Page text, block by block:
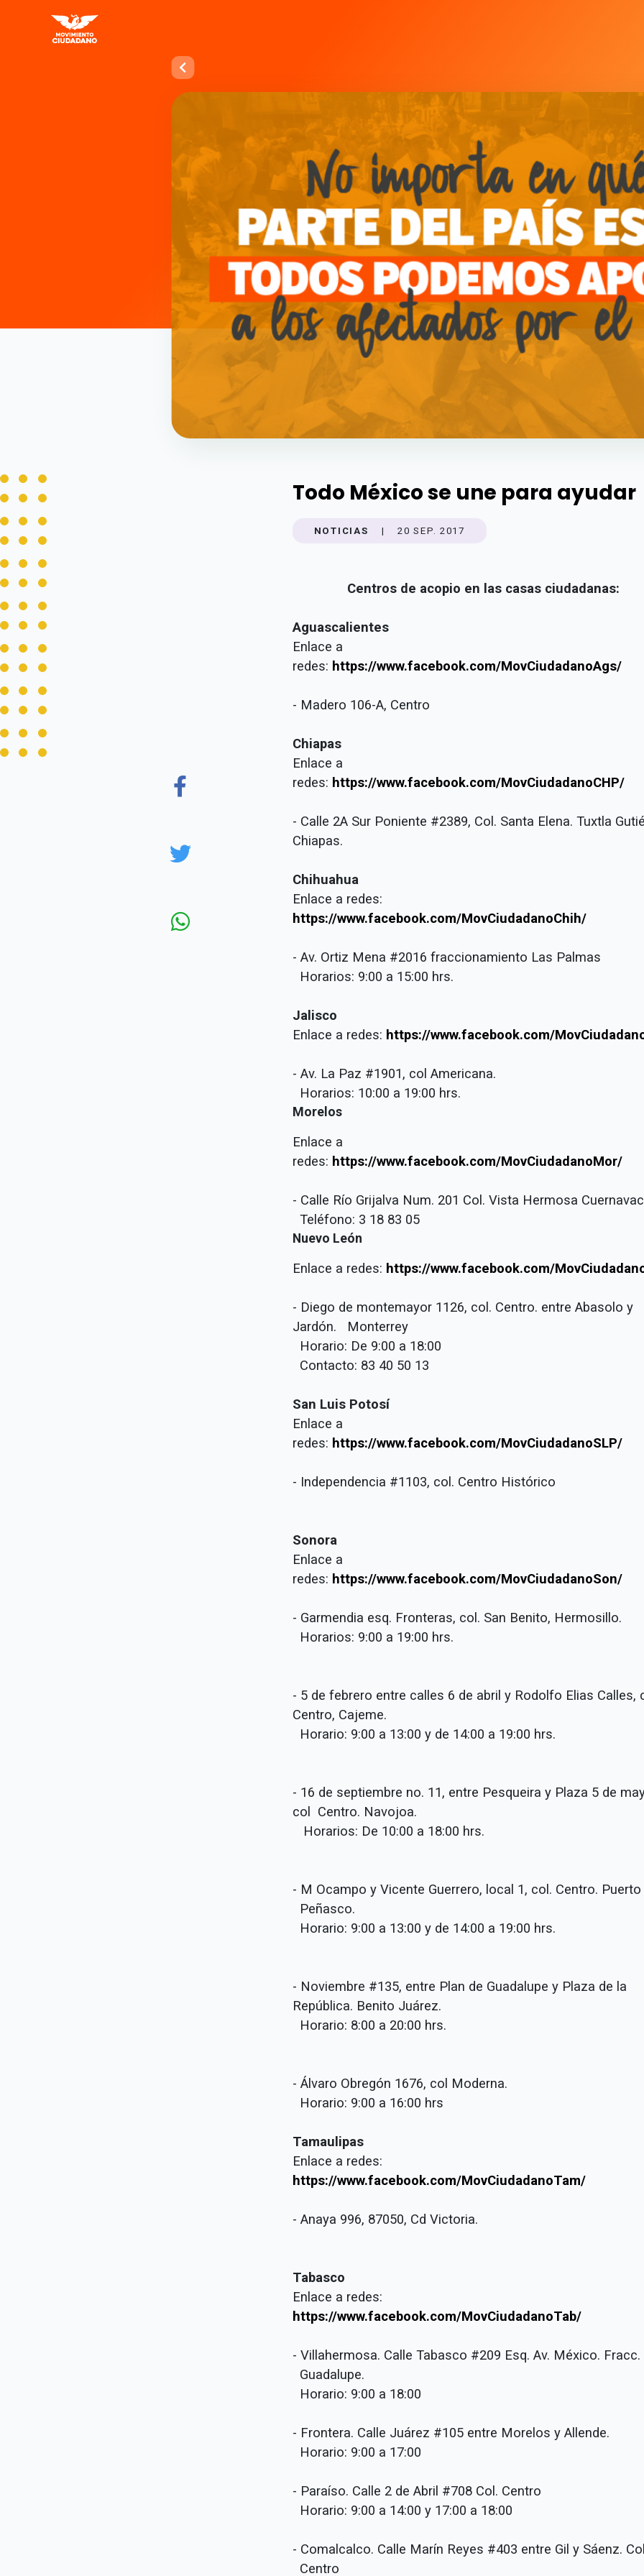
Todo México se une para ayudar
NOTICIAS | 20 SEP. 2017
Centros de acopio en las casas ciudadanas:
Aguascalientes
Enlace a
redes: https://www.facebook.com/MovCiudadanoAgs/
- Madero 106-A, Centro
Chiapas
Enlace a
redes: https://www.facebook.com/MovCiudadanoCHP/
- Calle 2A Sur Poniente #2389, Col. Santa Elena. Tuxtla
Chiapas.
Chihuahua
Enlace a redes:
https://www.facebook.com/MovCiudadanoChih/
- Av. Ortiz Mena #2016 fraccionamiento Las Palmas
Horarios: 9:00 a 15:00 hrs.
Jalisco
Enlace a redes: https://www.facebook.com/
- Av. La Paz #1901, col Americana.
Horarios: 10:00 a 19:00 hrs.
Morelos
Enlace a
redes: https://www.facebook.com/MovCiudadanoMor/
- Calle Río Grijalva Num. 201 Col. Vista Hermosa
Teléfono: 3 18 83 05
Nuevo León
Enlace a redes: https://www.facebook.com/
- Diego de montemayor 1126, col. Centro. entre Abasolo y
Jardón. Monterrey
Horario: De 9:00 a 18:00
Contacto: 83 40 50 13
San Luis Potosí
Enlace a
redes: https://www.facebook.com/MovCiudadanoSLP/
- Independencia #1103, col. Centro Histórico
Sonora
Enlace a
redes: https://www.facebook.com/MovCiudadanoSon/
- Garmendia esq. Fronteras, col. San Benito, Hermosillo.
Horarios: 9:00 a 19:00 hrs.
- 5 de febrero entre calles 6 de abril y Rodolfo Elias Calles,
Centro, Cajeme.
Horario: 9:00 a 13:00 y de 14:00 a 19:00 hrs.
- 16 de septiembre no. 11, entre Pesqueira y Plaza 5 de
col Centro. Navojoa.
Horarios: De 10:00 a 18:00 hrs.
- M Ocampo y Vicente Guerrero, local 1, col. Centro.
Peñasco.
Horario: 9:00 a 13:00 y de 14:00 a 19:00 hrs.
- Noviembre #135, entre Plan de Guadalupe y Plaza
República. Benito Juárez.
Horario: 8:00 a 20:00 hrs.
- Álvaro Obregón 1676, col Moderna.
Horario: 9:00 a 16:00 hrs
Tamaulipas
Enlace a redes:
https://www.facebook.com/MovCiudadanoTam/
- Anaya 996, 87050, Cd Victoria.
Tabasco
Enlace a redes:
https://www.facebook.com/MovCiudadanoTab/
- Villahermosa. Calle Tabasco #209 Esq. Av. México.
Guadalupe.
Horario: 9:00 a 18:00
- Frontera. Calle Juárez #105 entre Morelos y Allende.
Horario: 9:00 a 17:00
- Paraíso. Calle 2 de Abril #708 Col. Centro
Horario: 9:00 a 14:00 y 17:00 a 18:00
- Comalcalco. Calle Marín Reyes #403 entre Gil y Sáenz.
Centro